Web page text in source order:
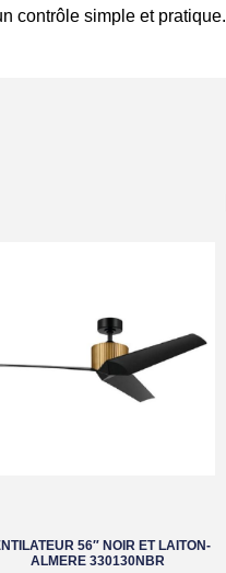
contrôle simple et pratique.
56″ NOIR ET LAITON-
ALMERE 330130NBR